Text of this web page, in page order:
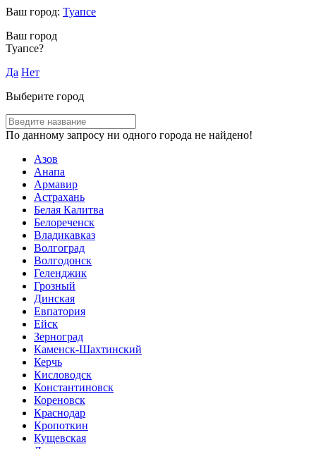
Ваш город: Туапсе
Ваш город
Туапсе?
Да Нет
Выберите город
По данному запросу ни одного города не найдено!
Азов
Анапа
Армавир
Астрахань
Белая Калитва
Белореченск
Владикавказ
Волгоград
Волгодонск
Геленджик
Грозный
Динская
Евпатория
Ейск
Зерноград
Каменск-Шахтинский
Керчь
Кисловодск
Константиновск
Кореновск
Краснодар
Кропоткин
Кущевская